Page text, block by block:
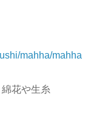
mahha/mahha
花や生糸